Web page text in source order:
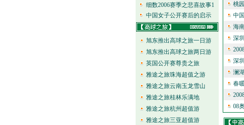
细数2006赛季之悲喜故事1
中国女子公开赛后的启示
旭东推出高球之旅一日游
旭东推出高球之旅两日游
英国公开赛尊贵之旅
雅途之旅珠海超值之游
雅途之旅云南玉龙雪山
雅途之旅桂林乐满地
雅途之旅杭州超值游
雅途之旅三亚超值游
桃
中
海
深
深
澜
春
08